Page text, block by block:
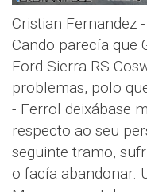
Cristian Fernandez
Cando parecía que
Ford Sierra RS
problemas, polo
- Ferrol deixábase
respecto ao seu
seguinte tramo,
o facía abandonar.